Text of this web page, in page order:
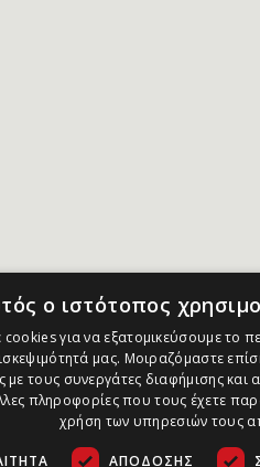
ο ιστότοπος
για να εξατομικεύσουμε το
μας. Μοιραζόμαστε
τους συνεργάτες διαφήμισης και
πληροφορίες που τους έχετε
χρήση των υπηρεσιών τους
ΑΠΌΔΟΣΗΣ